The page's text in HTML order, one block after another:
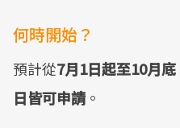
何時開始？
預計從7月1日起至10月底
日皆可申請 。